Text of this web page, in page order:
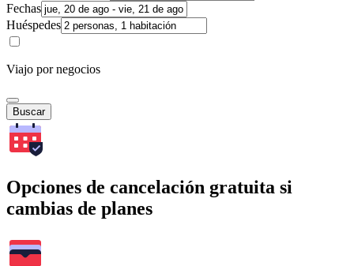
Fechas
Huéspedes
Viajo por negocios
Buscar
Opciones de cancelación gratuita si
cambias de planes